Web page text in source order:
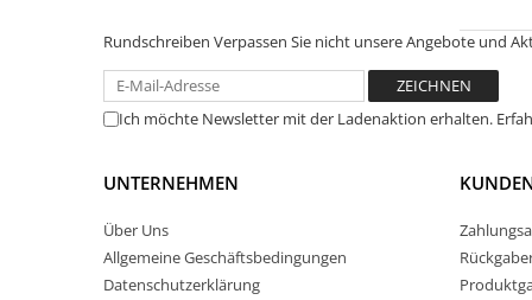
Rundschreiben Verpassen Sie nicht unsere Angebote und
Ich möchte Newsletter mit der Ladenaktion erhalten.
UNTERNEHMEN
Über Uns
Allgemeine Geschäftsbedingungen
Datenschutzerklärung